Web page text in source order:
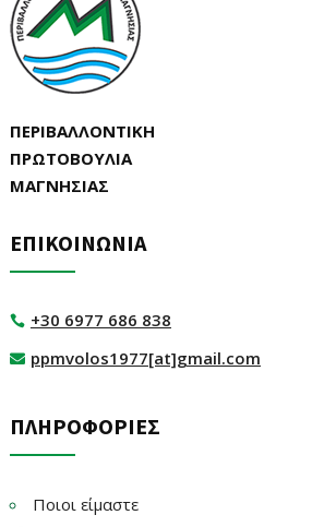
ΠΕΡΙΒΑΛΛΟΝΤΙΚΗ
ΠΡΩΤΟΒΟΥΛΙΑ
ΜΑΓΝΗΣΙΑΣ
ΕΠΙΚΟΙΝΩΝΙΑ
 +30 6977 686 838
 ppmvolos1977[at]gmail.com
ΠΛΗΡΟΦΟΡΙΕΣ
Ποιοι είμαστε